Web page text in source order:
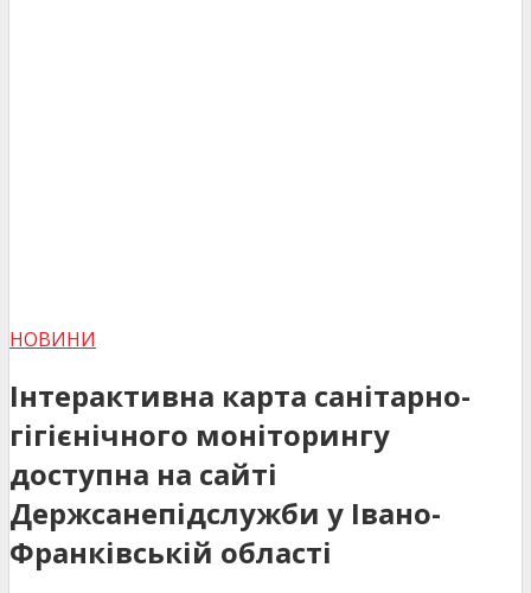
НОВИНИ
Інтерактивна карта санітарно-
гігієнічного моніторингу
доступна на сайті
Держсанепідслужби у Івано-
Франківській області